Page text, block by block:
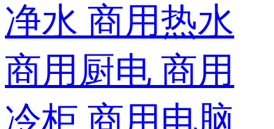
净水 商用热水
商用厨电 商用
冷柜 商用电脑